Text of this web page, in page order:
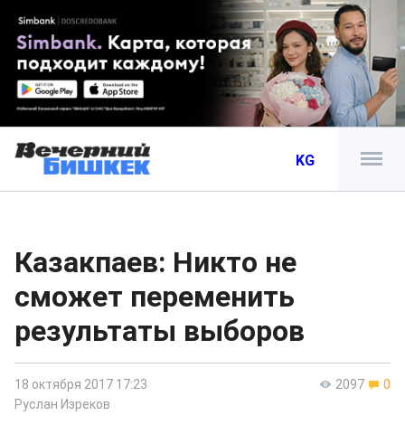
KG
Казакпаев: Никто не
сможет переменить
результаты выборов
2097 0
18 октября 2017 17:23
Руслан Изреков